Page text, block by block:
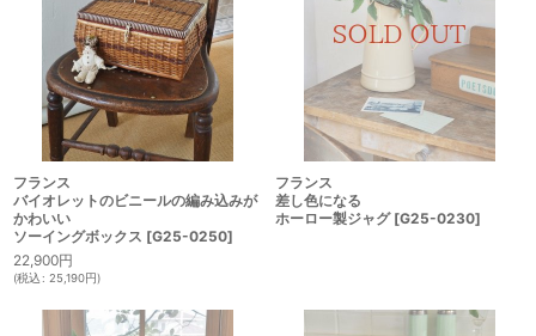
フランス
バイオレットのビニールの編み込みが
かわいい
ソーイングボックス [G25-0250]
22,900円
(税込: 25,190円)
フランス
差し色になる
ホーロー製ジャグ [G25-0230]